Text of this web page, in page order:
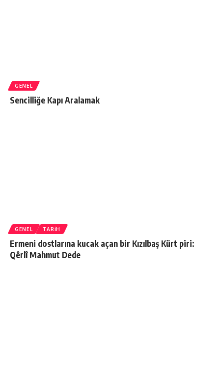
GENEL
Sencilliğe Kapı Aralamak
GENEL TARIH
Ermeni dostlarına kucak açan bir Kızılbaş Kürt piri:
Qêrlî Mahmut Dede